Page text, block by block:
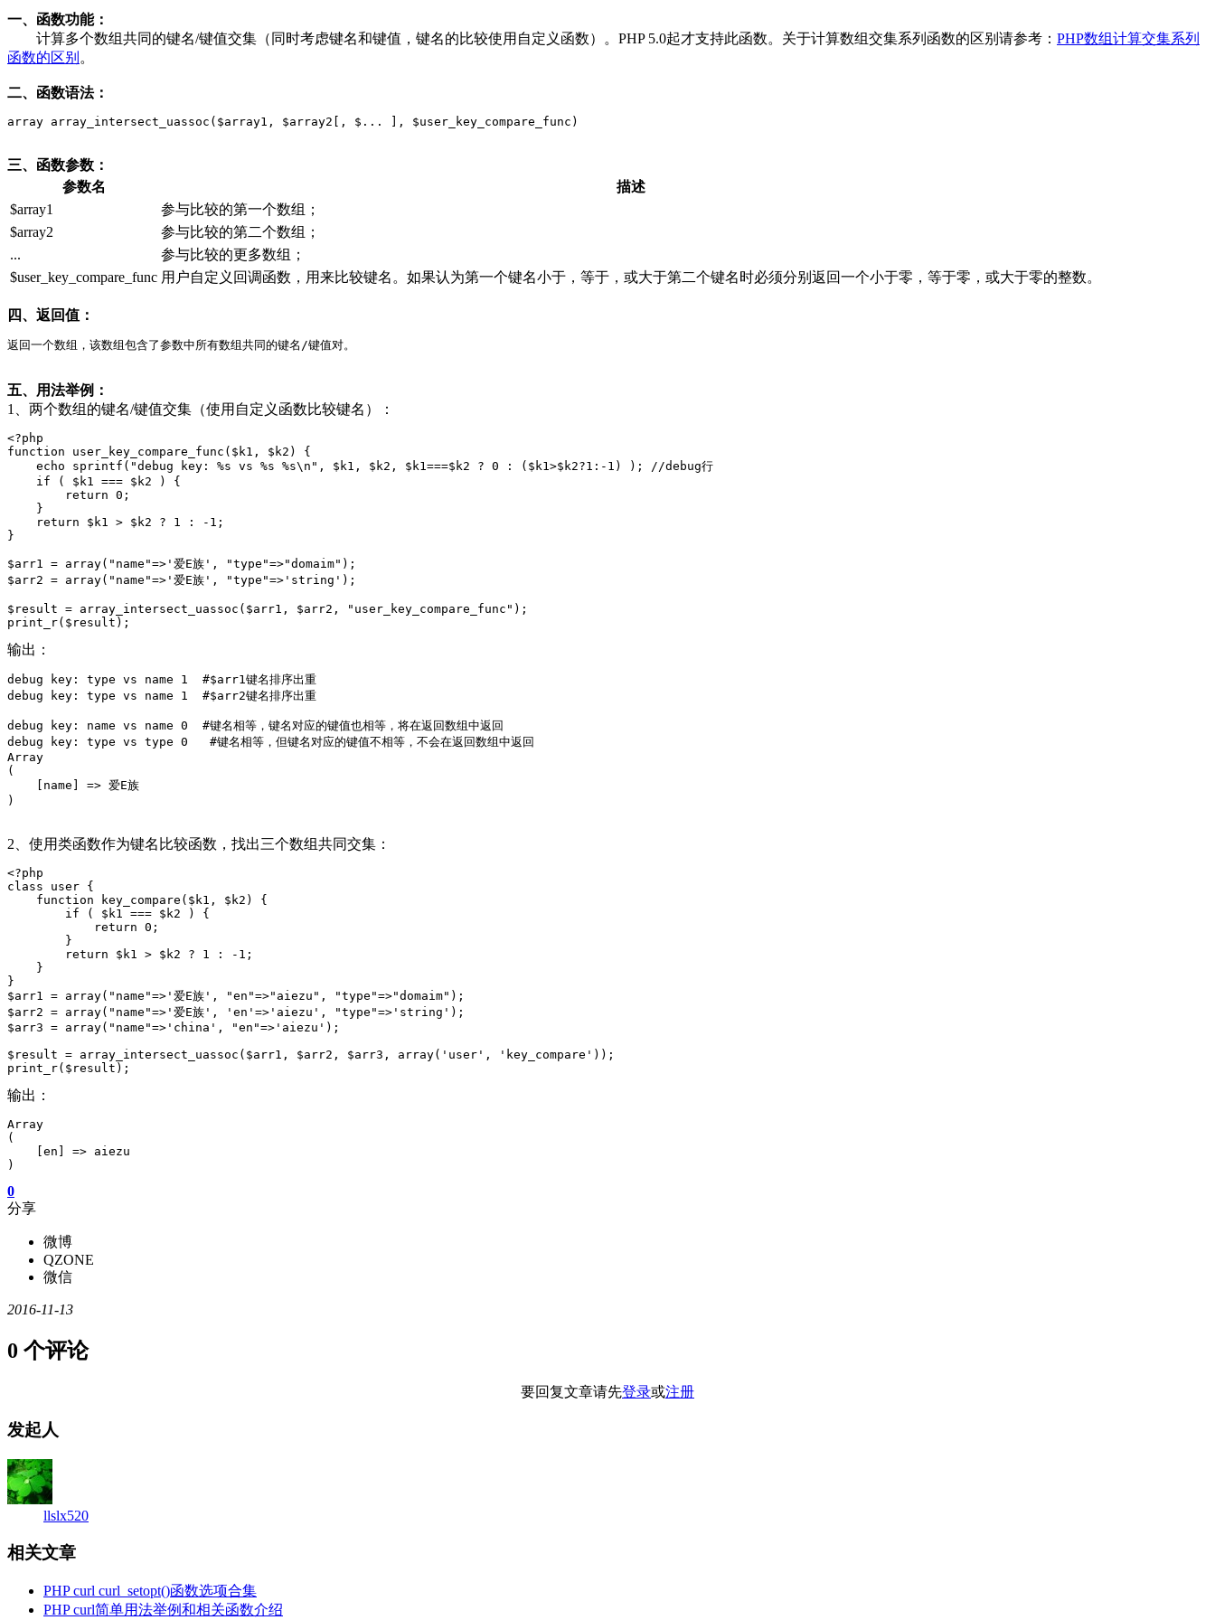
一、函数功能：
计算多个数组共同的键名/键值交集（同时考虑键名和键值，键名的比较使用自定义函数）。PHP 5.0起才支持此函数。关于计算数组交集系列函数的区别请参考： PHP数组计算交集系列
函数的区别 。
二、函数语法：
array array_intersect_uassoc($array1, $array2[, $... ], $user_key_compare_func)
三、函数参数：
参数名
描述
$array1
参与比较的第一个数组；
$array2
参与比较的第二个数组；
...
参与比较的更多数组；
$user_key_compare_func 用户自定义回调函数，用来比较键名。如果认为第一个键名小于，等于，或大于第二个键名时必须分别返回一个小于零，等于零，或大于零的整数。
四、返回值：
返回一个数组，该数组包含了参数中所有数组共同的键名/键值对。
五、用法举例：
1、两个数组的键名/键值交集（使用自定义函数比较键名）：
<?php
function user_key_compare_func($k1, $k2) {
    echo sprintf("debug key: %s vs %s %s\n", $k1, $k2, $k1===$k2 ? 0 : ($k1>$k2?1:-1) ); //debug行
    if ( $k1 === $k2 ) {
        return 0;
    }
    return $k1 > $k2 ? 1 : -1;
}
$arr1 = array("name"=>'爱E族', "type"=>"domaim");
$arr2 = array("name"=>'爱E族', "type"=>'string');
$result = array_intersect_uassoc($arr1, $arr2, "user_key_compare_func");
print_r($result);
输出：
debug key: type vs name 1  #$arr1键名排序出重
debug key: type vs name 1  #$arr2键名排序出重
debug key: name vs name 0  #键名相等，键名对应的键值也相等，将在返回数组中返回
debug key: type vs type 0   #键名相等，但键名对应的键值不相等，不会在返回数组中返回
Array
(
    [name] => 爱E族
)
2、使用类函数作为键名比较函数，找出三个数组共同交集：
<?php
class user {
    function key_compare($k1, $k2) {
        if ( $k1 === $k2 ) {
            return 0;
        }
        return $k1 > $k2 ? 1 : -1;
    }
}
$arr1 = array("name"=>'爱E族', "en"=>"aiezu", "type"=>"domaim");
$arr2 = array("name"=>'爱E族', 'en'=>'aiezu', "type"=>'string');
$arr3 = array("name"=>'china', "en"=>'aiezu');
$result = array_intersect_uassoc($arr1, $arr2, $arr3, array('user', 'key_compare'));
print_r($result);
输出：
Array
(
    [en] => aiezu
)
0
分享
微博
QZONE
微信
2016-11-13
0 个评论
要回复文章请先登录或注册
发起人
llslx520
相关文章
PHP curl curl_setopt()函数选项合集
PHP curl简单用法举例和相关函数介绍